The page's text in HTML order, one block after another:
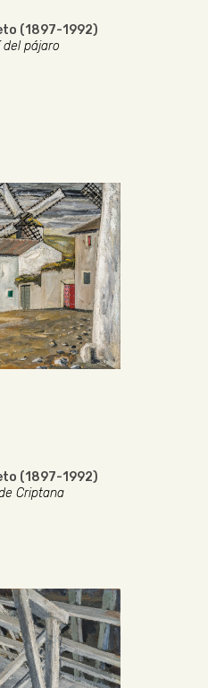
(1897-1992)
del pájaro
(1897-1992)
Criptana